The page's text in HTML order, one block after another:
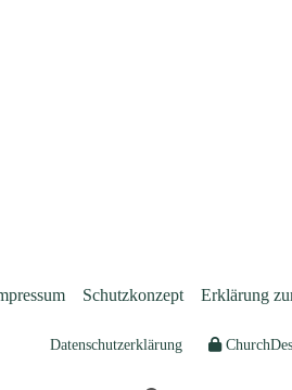
Schutzkonzept Erklärung
Datenschutzerklärung